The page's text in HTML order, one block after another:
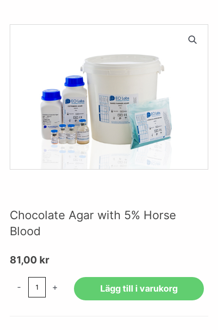
Chocolate Agar with 5% Horse
Blood
81,00 kr
- + Lägg till i varukorg